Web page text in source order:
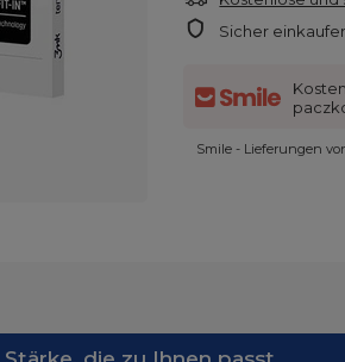
Sicher
Smile - Lieferungen